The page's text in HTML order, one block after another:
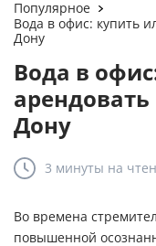
Популярное
Вода в офис: купить
Дону
Вода в
арендовать
Дону
3 минуты на
Во времена
повышенной